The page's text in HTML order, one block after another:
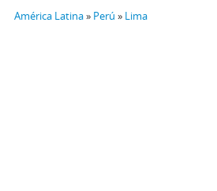
América Latina» Perú » Lima